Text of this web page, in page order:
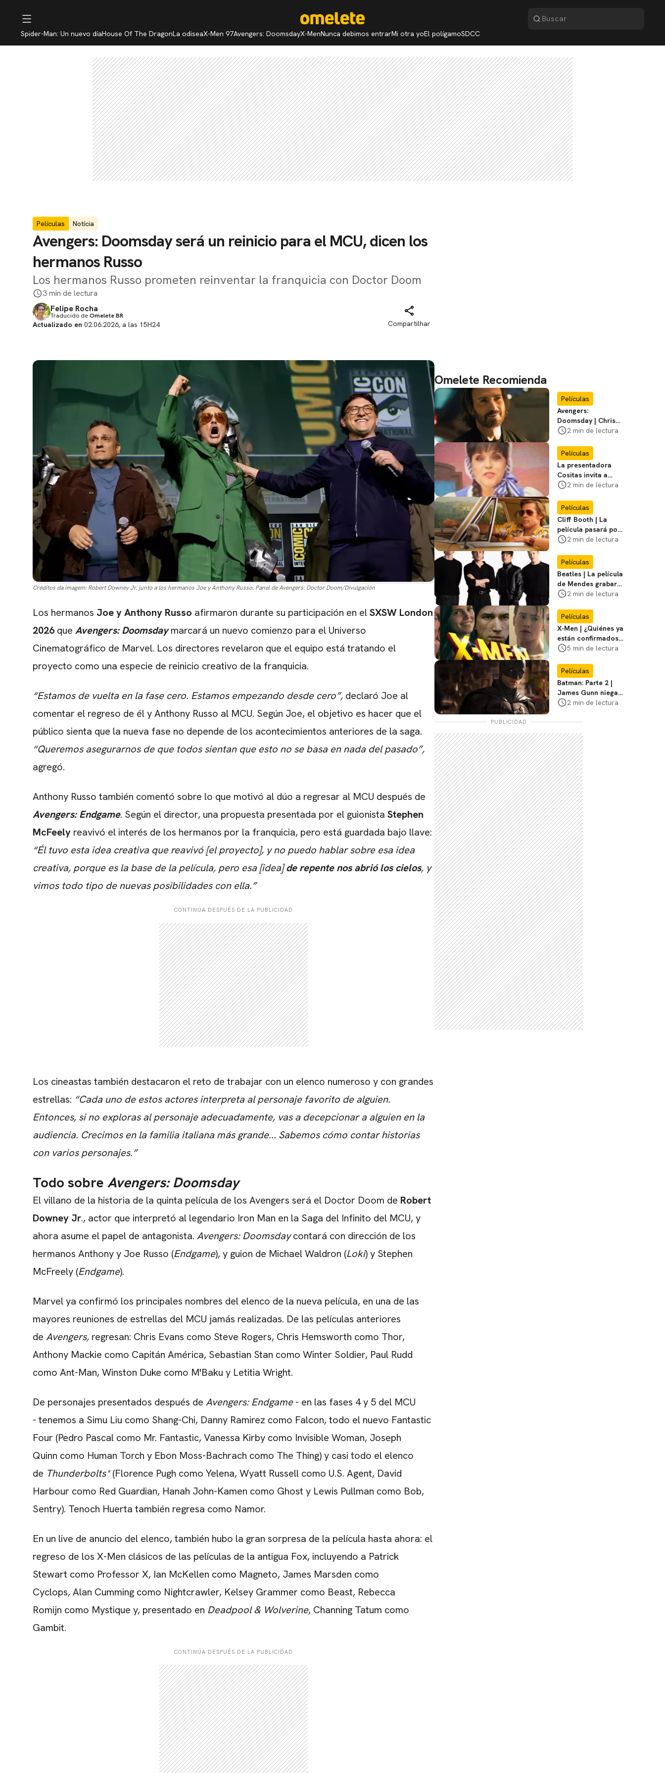
Spider-Man: Un nuevo díaHouse Of The DragonLa odiseaX-Men 97Avengers: DoomsdayX-MenNunca debimos entrarMi otra yoEl polígamoSDCC
Películas Notícia
Avengers: Doomsday será un reinicio para el MCU, dicen los
hermanos Russo
Los hermanos Russo prometen reinventar la franquicia con Doctor Doom
3 min de lectura
Felipe Rocha
Traducido deOmelete BR
Actualizado en 02.06.2026, a las 15H24 Compartilhar
Créditos da imagem: Robert Downey Jr. junto a los hermanos Joe y Anthony Russo. Panel de Avengers: Doctor Doom/Divulgación
Los hermanos Joe y Anthony Russo afirmaron durante su participación en elSXSW London
2026 que Avengers: Doomsdaymarcará un nuevo comienzo para el Universo
Cinematográfico de Marvel. Los directores revelaron que el equipo está tratando el
proyecto como una especie de reinicio creativo de la franquicia.
“Estamos de vuelta en la fase cero. Estamos empezando desde cero”, declaró Joe al
comentar el regreso de él y Anthony Russo al MCU. Según Joe, el objetivo es hacer que el
público sienta que la nueva fase no depende de los acontecimientos anteriores de la saga.
“Queremos asegurarnos de que todos sientan que esto no se basa en nada del pasado”,
agregó.
Anthony Russo también comentó sobre lo que motivó al dúo a regresar al MCU después de
Avengers: Endgame. Según el director, una propuesta presentada por el guionista Stephen
McFeely reavivó el interés de los hermanos por la franquicia, pero está guardada bajo llave:
“Él tuvo esta idea creativa que reavivó [el proyecto], y no puedo hablar sobre esa idea
creativa, porque es la base de la película, pero esa [idea]de repente nos abrió los cielos, y
vimos todo tipo de nuevas posibilidades con ella.”
CONTINÚA DESPUÉS DE LA PUBLICIDAD
Los cineastas también destacaron el reto de trabajar con un elenco numeroso y con grandes
estrellas: “Cada uno de estos actores interpreta al personaje favorito de alguien.
Entonces, si no exploras al personaje adecuadamente, vas a decepcionar a alguien en la
audiencia. Crecimos en la familia italiana más grande... Sabemos cómo contar historias
con varios personajes.”
Todo sobre Avengers: Doomsday
El villano de la historia de la quinta película de los Avengers será el Doctor Doom de Robert
Downey Jr., actor que interpretó al legendario Iron Man en la Saga del Infinito del MCU, y
ahora asume el papel de antagonista. Avengers: Doomsdaycontará con dirección de los
hermanos Anthony y Joe Russo (Endgame), y guion de Michael Waldron (Loki) y Stephen
McFreely (Endgame).
Marvel ya confirmó los principales nombres del elenco de la nueva película, en una de las
mayores reuniones de estrellas del MCU jamás realizadas. De las películas anteriores
de Avengers, regresan: Chris Evans como Steve Rogers, Chris Hemsworth como Thor,
Anthony Mackie como Capitán América, Sebastian Stan como Winter Soldier, Paul Rudd
como Ant-Man, Winston Duke como M'Baku y Letitia Wright.
De personajes presentados después de Avengers: Endgame- en las fases 4 y 5 del MCU
- tenemos a Simu Liu como Shang-Chi, Danny Ramirez como Falcon, todo el nuevo Fantastic
Four (Pedro Pascal como Mr. Fantastic, Vanessa Kirby como Invisible Woman, Joseph
Quinn como Human Torch y Ebon Moss-Bachrach como The Thing) y casi todo el elenco
de Thunderbolts*(Florence Pugh como Yelena, Wyatt Russell como U.S. Agent, David
Harbour como Red Guardian, Hanah John-Kamen como Ghost y Lewis Pullman como Bob,
Sentry). Tenoch Huerta también regresa como Namor.
En un live de anuncio del elenco, también hubo la gran sorpresa de la película hasta ahora: el
regreso de los X-Men clásicos de las películas de la antigua Fox, incluyendo a Patrick
Stewart como Professor X, Ian McKellen como Magneto, James Marsden como
Cyclops, Alan Cumming como Nightcrawler, Kelsey Grammer como Beast, Rebecca
Romijn como Mystique y, presentado en Deadpool & Wolverine, Channing Tatum como
Gambit.
CONTINÚA DESPUÉS DE LA PUBLICIDAD
Omelete Recomienda
Películas
Avengers:
Doomsday | Chris
Evans habla sobre la
Rogers
2 min de lectura
Películas
La presentadora
Cositas invita a
visitar el
Miasma
2 min de lectura
Películas
Cliff Booth | La
película pasará por
nuevas filmaciones
2 min de lectura
Películas
Beatles | La película
de Mendes grabará
escenas en la
2 min de lectura
Películas
X-Men | ¿Quiénes ya
están confirmados
en la película de
favoritos
5 min de lectura
Películas
Batman: Parte 2 |
James Gunn niega
que se filme la parte
2 min de lectura
PUBLICIDAD
CARREGANDO PUBLICIDADE